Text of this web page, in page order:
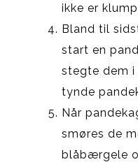
ikke er
Bland til
start en
stegte dem i
tynde
Når
smøres de
blåbærgele